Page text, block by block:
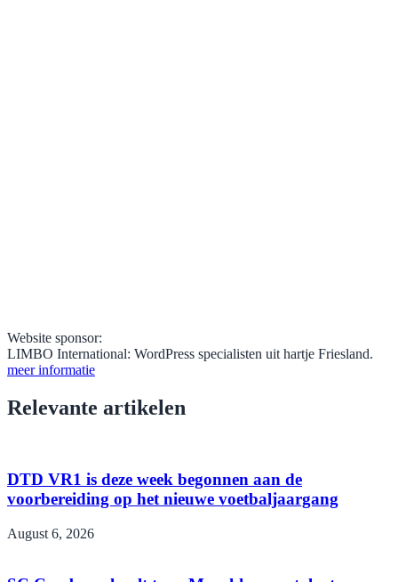
Website sponsor:
LIMBO International: WordPress specialisten uit hartje Friesland.
meer informatie
Relevante artikelen
DTD VR1 is deze week begonnen aan de
voorbereiding op het nieuwe voetbaljaargang
August 6, 2026